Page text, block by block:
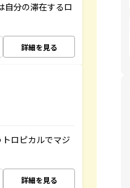
自分の滞在するロ
詳細を見る
ロピカルでマジ
詳細を見る